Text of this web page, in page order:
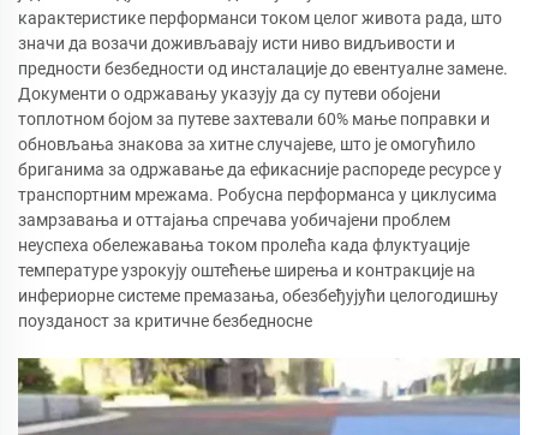
карактеристике перформанси током целог живота рада, што
значи да возачи доживљавају исти ниво видљивости и
предности безбедности од инсталације до евентуалне замене.
Документи о одржавању указују да су путеви обојени
топлотном бојом за путеве захтевали 60% мање поправки и
обновљања знакова за хитне случајеве, што је омогућило
бриганима за одржавање да ефикасније распореде ресурсе у
транспортним мрежама. Робусна перформанса у циклусима
замрзавања и оттајања спречава уобичајени проблем
неуспеха обележавања током пролећа када флуктуације
температуре узрокују оштећење ширења и контракције на
инфериорне системе премазања, обезбеђујући целогодишњу
поузданост за критичне безбедносне